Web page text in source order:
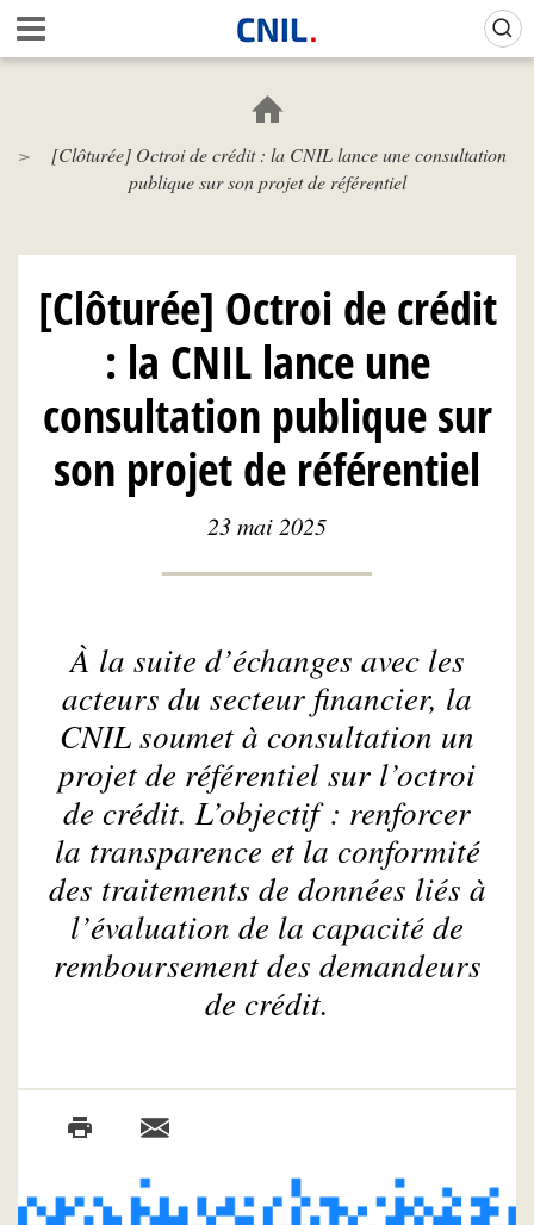
Aller
au
contenu
c
i
l
N
I
L
[Clôturée] Octroi de crédit : la CNIL lance une consultation
publique sur son projet de référentiel
[Clôturée] Octroi de crédit
: la CNIL lance une
consultation publique sur
son projet de référentiel
23 mai 2025
À la suite d’échanges avec les
acteurs du secteur financier, la
CNIL soumet à consultation un
projet de référentiel sur l’octroi
de crédit. L’objectif : renforcer
la transparence et la conformité
des traitements de données liés à
l’évaluation de la capacité de
remboursement des demandeurs
de crédit.
Gestion de vos préférences sur les cookies (témoins de connexion)